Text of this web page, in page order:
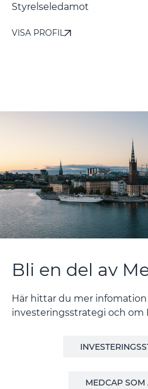
-Styrelseledamot
VISA PROFIL
Bli en del av
Här hittar du mer
investeringsstrategi och om
MEDCAP SOM